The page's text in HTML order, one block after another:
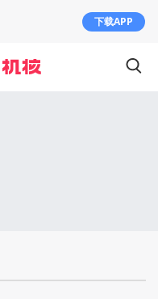
下载APP